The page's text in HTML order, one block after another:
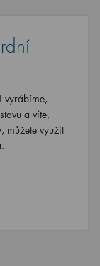
vyrábíme,
a víte,
můžete využít